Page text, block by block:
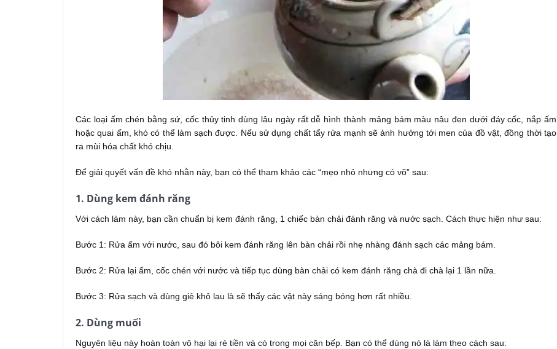
Các loại ấm chén bằng sứ, cốc thủy tinh dùng lâu ngày rất dễ hình thành mảng bám màu nâu đen dưới đáy cốc, nắp ấm
hoặc quai ấm, khó có thể làm sạch được. Nếu sử dụng chất tẩy rửa mạnh sẽ ảnh hưởng tới men của đồ vật, đồng thời tạo
ra mùi hóa chất khó chịu.
Để giải quyết vấn đề khó nhằn này, bạn có thể tham khảo các “mẹo nhỏ nhưng có võ” sau:
1. Dùng kem đánh răng
Với cách làm này, bạn cần chuẩn bị kem đánh răng, 1 chiếc bàn chải đánh răng và nước sạch. Cách thực hiện như sau:
Bước 1: Rửa ấm với nước, sau đó bôi kem đánh răng lên bàn chải rồi nhẹ nhàng đánh sạch các mảng bám.
Bước 2: Rửa lại ấm, cốc chén với nước và tiếp tục dùng bàn chải có kem đánh răng chà đi chà lại 1 lần nữa.
Bước 3: Rửa sạch và dùng giẻ khô lau là sẽ thấy các vật này sáng bóng hơn rất nhiều.
2. Dùng muối
Nguyên liệu này hoàn toàn vô hại lại rẻ tiền và có trong mọi căn bếp. Bạn có thể dùng nó là làm theo cách sau: